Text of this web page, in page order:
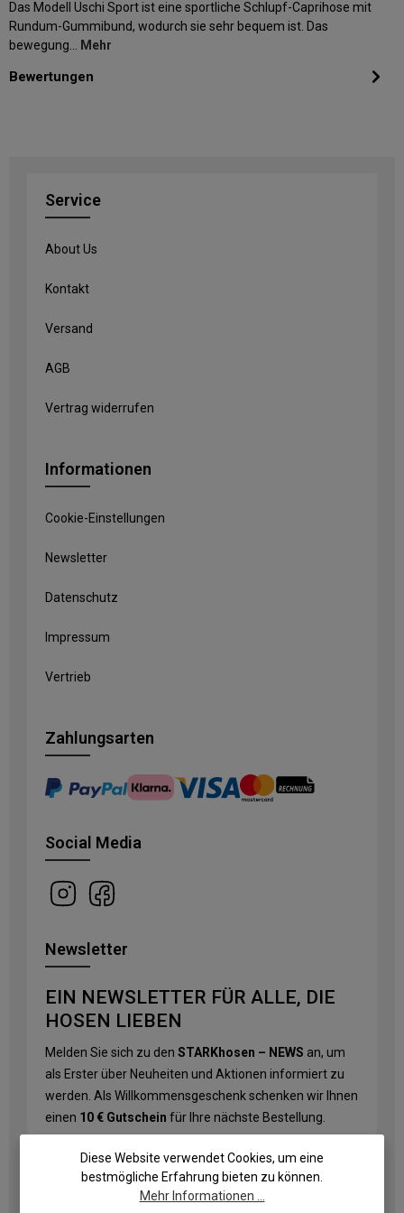
Das Modell Uschi Sport ist eine sportliche Schlupf-Caprihose mit
Rundum-Gummibund, wodurch sie sehr bequem ist. Das
bewegung…
Mehr
Bewertungen
Service
About Us
Kontakt
Versand
AGB
Vertrag widerrufen
Informationen
Cookie-Einstellungen
Newsletter
Datenschutz
Impressum
Vertrieb
Zahlungsarten
Social Media
Newsletter
EIN NEWSLETTER FÜR ALLE, DIE
HOSEN LIEBEN
Melden Sie sich zu den STARKhosen – NEWS an, um
als Erster über Neuheiten und Aktionen informiert zu
werden. Als Willkommensgeschenk schenken wir Ihnen
einen 10 € Gutschein für Ihre nächste Bestellung.
E-Mail-Adresse*
Diese Website verwendet Cookies, um eine
bestmögliche Erfahrung bieten zu können.
Mehr Informationen ...